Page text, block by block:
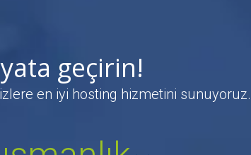
geçirin!
en iyi hosting hizmetini